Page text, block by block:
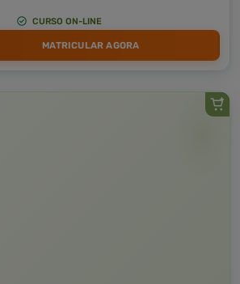
CURSO ON-LINE
MATRICULAR AGORA